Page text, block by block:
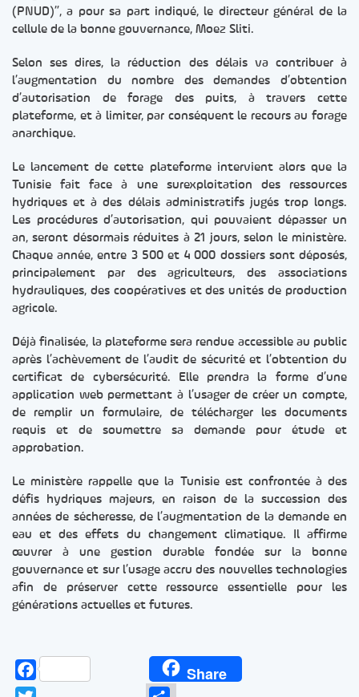
(PNUD)”, a pour sa part indiqué, le directeur général de la
cellule de la bonne gouvernance, Moez Sliti.
Selon ses dires, la réduction des délais va contribuer à
l’augmentation du nombre des demandes d’obtention
d’autorisation de forage des puits, à travers cette
plateforme, et à limiter, par conséquent le recours au forage
anarchique.
Le lancement de cette plateforme intervient alors que la
Tunisie fait face à une surexploitation des ressources
hydriques et à des délais administratifs jugés trop longs.
Les procédures d’autorisation, qui pouvaient dépasser un
an, seront désormais réduites à 21 jours, selon le ministère.
Chaque année, entre 3 500 et 4 000 dossiers sont déposés,
principalement par des agriculteurs, des associations
hydrauliques, des coopératives et des unités de production
agricole.
Déjà finalisée, la plateforme sera rendue accessible au public
après l’achèvement de l’audit de sécurité et l’obtention du
certificat de cybersécurité. Elle prendra la forme d’une
application web permettant à l’usager de créer un compte,
de remplir un formulaire, de télécharger les documents
requis et de soumettre sa demande pour étude et
approbation.
Le ministère rappelle que la Tunisie est confrontée à des
défis hydriques majeurs, en raison de la succession des
années de sécheresse, de l’augmentation de la demande en
eau et des effets du changement climatique. Il affirme
œuvrer à une gestion durable fondée sur la bonne
gouvernance et sur l’usage accru des nouvelles technologies
afin de préserver cette ressource essentielle pour les
générations actuelles et futures.
Facebook Share